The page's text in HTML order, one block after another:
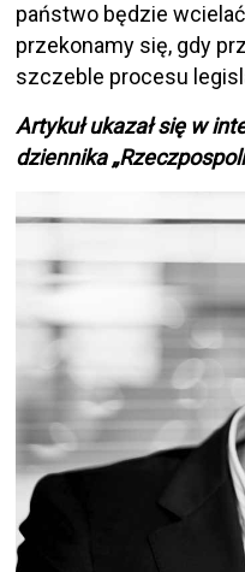
państwo będzie
przekonamy się, gdy
szczeble procesu
Artykuł ukazał się w
dziennika